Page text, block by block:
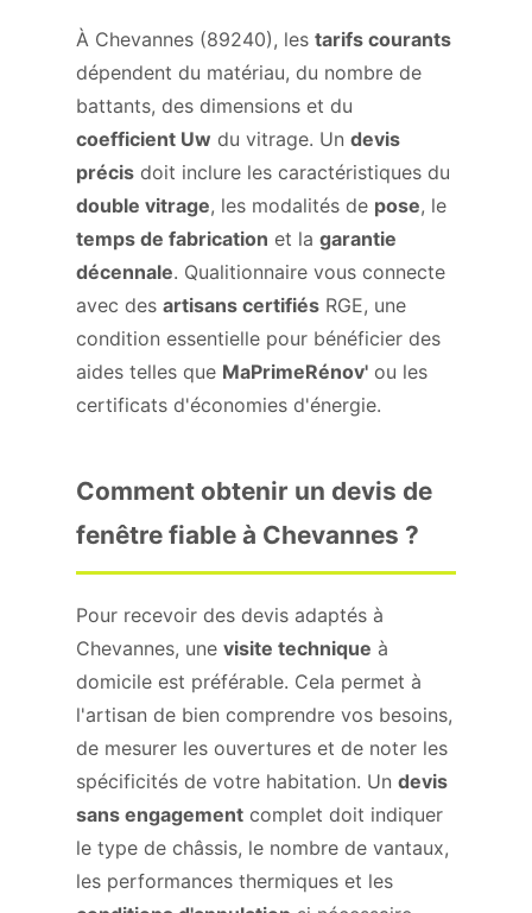
À Chevannes (89240), les tarifs courants
dépendent du matériau, du nombre de
battants, des dimensions et du
coefficient Uw du vitrage. Un devis
précis doit inclure les caractéristiques du
double vitrage, les modalités de pose, le
temps de fabrication et la garantie
décennale. Qualitionnaire vous connecte
avec des artisans certifiés RGE, une
condition essentielle pour bénéficier des
aides telles que MaPrimeRénov' ou les
certificats d'économies d'énergie.
Comment obtenir un devis de
fenêtre fiable à Chevannes ?
Pour recevoir des devis adaptés à
Chevannes, une visite technique à
domicile est préférable. Cela permet à
l'artisan de bien comprendre vos besoins,
de mesurer les ouvertures et de noter les
spécificités de votre habitation. Un devis
sans engagement complet doit indiquer
le type de châssis, le nombre de vantaux,
les performances thermiques et les